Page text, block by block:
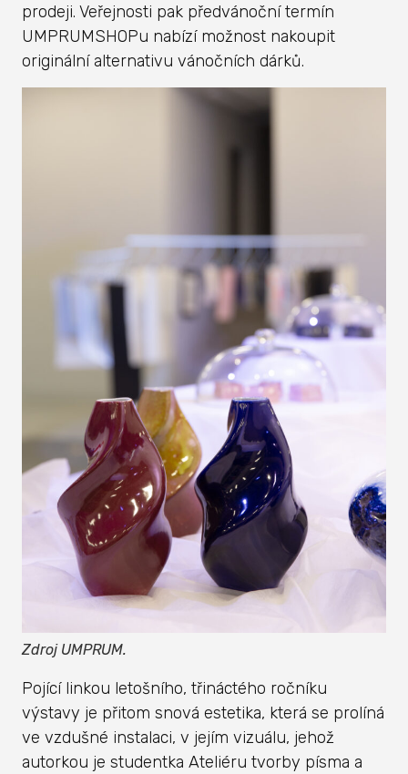
prodeji. Veřejnosti pak předvánoční termín
UMPRUMSHOPu nabízí možnost nakoupit
originální alternativu vánočních dárků.
Zdroj UMPRUM.
Pojící linkou letošního, třináctého ročníku
výstavy je přitom snová estetika, která se prolíná
ve vzdušné instalaci, v jejím vizuálu, jehož
autorkou je studentka Ateliéru tvorby písma a